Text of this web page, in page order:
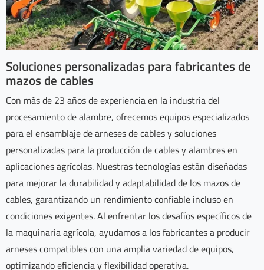
Soluciones personalizadas para fabricantes de
mazos de cables
Con más de 23 años de experiencia en la industria del
procesamiento de alambre, ofrecemos equipos especializados
para el ensamblaje de arneses de cables y soluciones
personalizadas para la producción de cables y alambres en
aplicaciones agrícolas. Nuestras tecnologías están diseñadas
para mejorar la durabilidad y adaptabilidad de los mazos de
cables, garantizando un rendimiento confiable incluso en
condiciones exigentes. Al enfrentar los desafíos específicos de
la maquinaria agrícola, ayudamos a los fabricantes a producir
arneses compatibles con una amplia variedad de equipos,
optimizando eficiencia y flexibilidad operativa.